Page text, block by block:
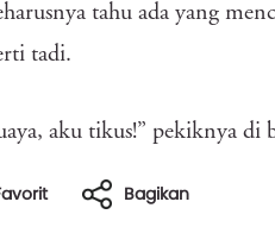
tahu ada yang
tadi.
aku tikus!” pekiknya di
Bagikan